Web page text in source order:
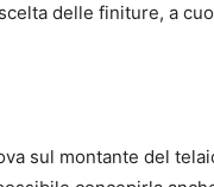
delle finiture, a
sul montante del